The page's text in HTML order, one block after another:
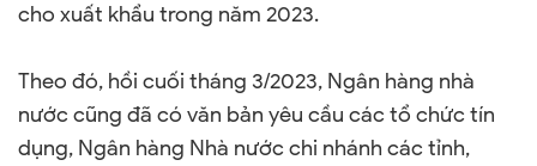
cho xuất khẩu trong năm 2023.
Theo đó, hồi cuối tháng 3/2023, Ngân hàng nhà
nước cũng đã có văn bản yêu cầu các tổ chức tín
dụng, Ngân hàng Nhà nước chi nhánh các tỉnh,